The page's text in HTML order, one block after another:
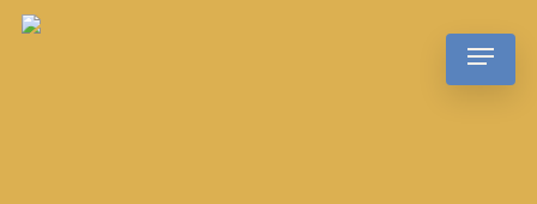
Skip
Menu